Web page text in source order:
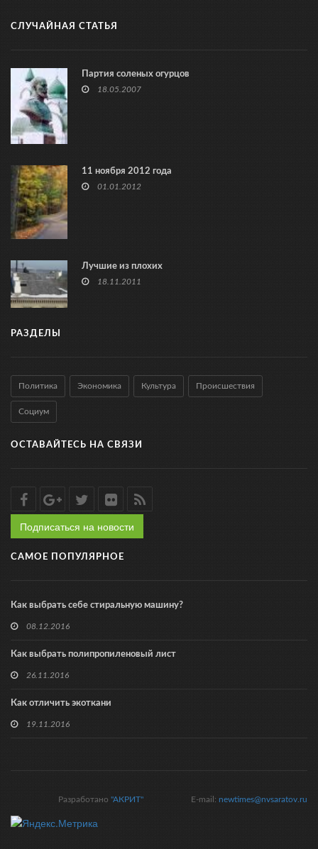
СЛУЧАЙНАЯ СТАТЬЯ
Партия соленых огурцов
18.05.2007
11 ноября 2012 года
01.01.2012
Лучшие из плохих
18.11.2011
РАЗДЕЛЫ
Политика Экономика Культура Происшествия
Социум
ОСТАВАЙТЕСЬ НА СВЯЗИ
Подписаться на новости
САМОЕ ПОПУЛЯРНОЕ
Как выбрать себе стиральную машину?
08.12.2016
Как выбрать полипропиленовый лист
26.11.2016
Как отличить экоткани
19.11.2016
E-mail: newtimes@nvsaratov.ru
Разработано "АКРИТ"